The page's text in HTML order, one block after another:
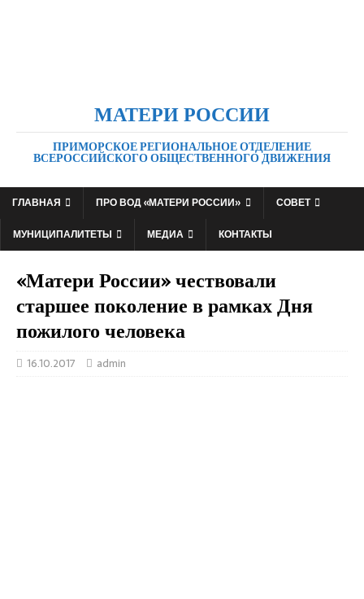
МАТЕРИ РОССИИ
ПРИМОРСКОЕ РЕГИОНАЛЬНОЕ ОТДЕЛЕНИЕ
ВСЕРОССИЙСКОГО ОБЩЕСТВЕННОГО ДВИЖЕНИЯ
ГЛАВНАЯ ПРО ВОД «МАТЕРИ РОССИИ»
СОВЕТ
МУНИЦИПАЛИТЕТЫ
МЕДИА КОНТАКТЫ
«Матери России» чествовали
старшее поколение в рамках Дня
пожилого человека
16.10.2017 admin